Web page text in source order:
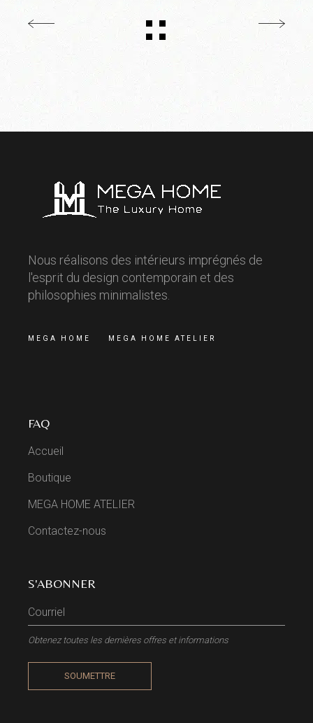
Nous réalisons des intérieurs imprégnés de
l'esprit du design contemporain et des
philosophies minimalistes.
MEGA HOME MEGA HOME ATELIER
FAQ
Accueil
Boutique
MEGA HOME ATELIER
Contactez-nous
S'ABONNER
Obtenez toutes les dernières offres et informations
SOUMETTRE